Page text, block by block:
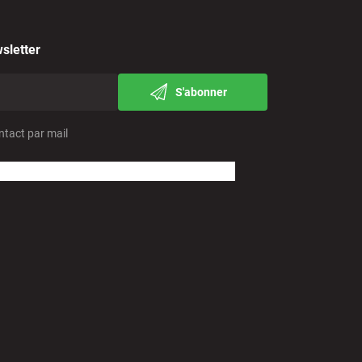
S'abonner
par mail